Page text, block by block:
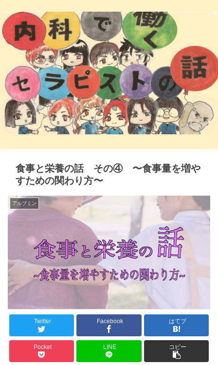
食事と栄養の話 その④ 〜食事量を増や
すための関わり方〜
アルブミン
Twitter Facebook はてブ
Pocket LINE コピー